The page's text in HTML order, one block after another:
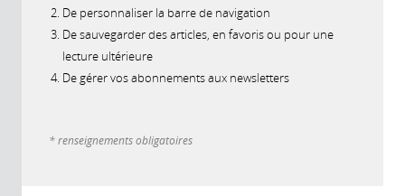
De personnaliser la barre de navigation
De sauvegarder des articles, en favoris ou pour une
lecture ultérieure
De gérer vos abonnements aux newsletters
* renseignements obligatoires